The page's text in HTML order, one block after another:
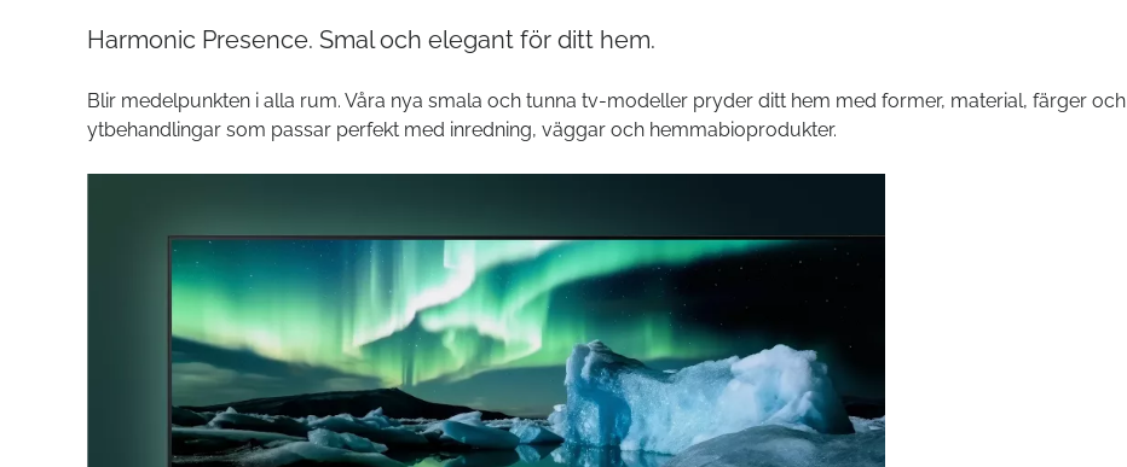
Harmonic Presence. Smal och elegant för ditt hem.
Blir medelpunkten i alla rum. Våra nya smala och tunna tv-modeller pryder ditt hem med former, material, färger och
ytbehandlingar som passar perfekt med inredning, väggar och hemmabioprodukter.